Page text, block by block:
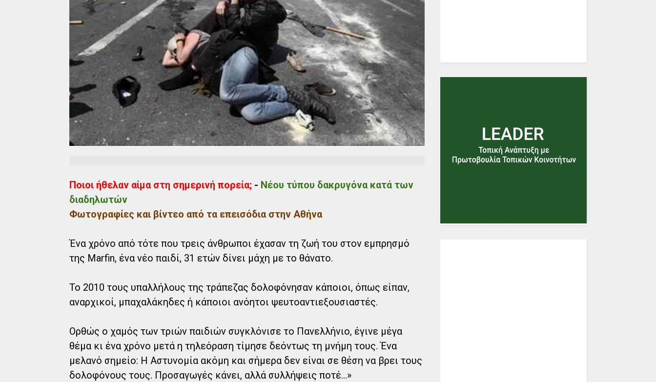
Ποιοι ήθελαν αίμα στη σημερινή πορεία; - Νέου τύπου δακρυγόνα κατά των
διαδηλωτών
Φωτογραφίες και βίντεο από τα επεισόδια στην Αθήνα
Ένα χρόνο από τότε που τρεις άνθρωποι έχασαν τη ζωή του στον εμπρησμό
της Marfin, ένα νέο παιδί, 31 ετών δίνει μάχη με το θάνατο.
Το 2010 τους υπαλλήλους της τράπεζας δολοφόνησαν κάποιοι, όπως είπαν,
αναρχικοί, μπαχαλάκηδες ή κάποιοι ανόητοι ψευτοαντιεξουσιαστές.
Ορθώς ο χαμός των τριών παιδιών συγκλόνισε το Πανελλήνιο, έγινε μέγα
θέμα κι ένα χρόνο μετά η τηλεόραση τίμησε δεόντως τη μνήμη τους. Ένα
μελανό σημείο: Η Αστυνομία ακόμη και σήμερα δεν είναι σε θέση να βρει τους
δολοφόνους τους. Προσαγωγές κάνει, αλλά συλλήψεις ποτέ...»